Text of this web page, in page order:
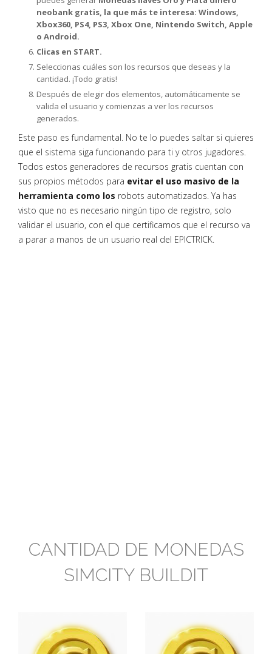
neobank gratis, la que más te interesa: Windows,
Xbox360, PS4, PS3, Xbox One, Nintendo Switch, Apple
o Android.
Clicas en START.
Seleccionas cuáles son los recursos que deseas y la
cantidad. ¡Todo gratis!
Después de elegir dos elementos, automáticamente se
valida el usuario y comienzas a ver los recursos
generados.
Este paso es fundamental. No te lo puedes saltar si quieres
que el sistema siga funcionando para ti y otros jugadores.
Todos estos generadores de recursos gratis cuentan con
sus propios métodos para evitar el uso masivo de la
herramienta como los robots automatizados. Ya has
visto que no es necesario ningún tipo de registro, solo
validar el usuario, con el que certificamos que el recurso va
a parar a manos de un usuario real del EPICTRICK.
CANTIDAD DE MONEDAS
SIMCITY BUILDIT